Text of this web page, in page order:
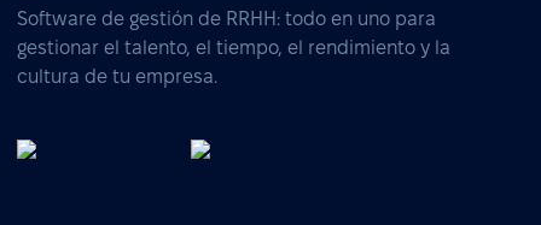
Software de gestión de RRHH: todo en uno para
gestionar el talento, el tiempo, el rendimiento y la
cultura de tu empresa.